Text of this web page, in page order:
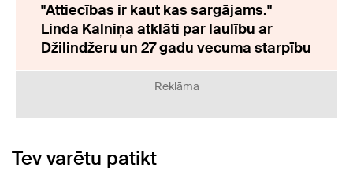
"Attiecības ir kaut kas sargājams."
Linda Kalniņa atklāti par laulību ar
Džilindžeru un 27 gadu vecuma starpību
Reklāma
Tev varētu patikt